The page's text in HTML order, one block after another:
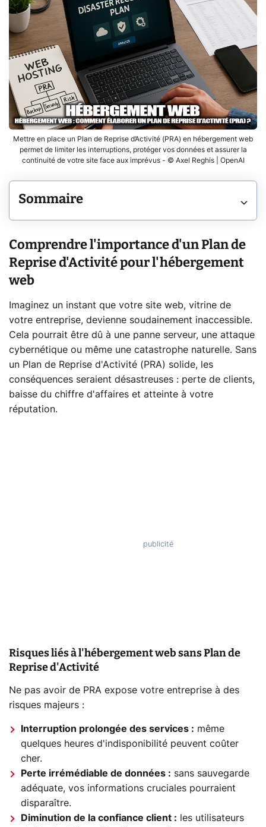
Mettre en place un Plan de Reprise d’Activité (PRA) en hébergement web
permet de limiter les interruptions, protéger vos données et assurer la
continuité de votre site face aux imprévus - © Axel Reghis | OpenAI
Sommaire
Comprendre l'importance d'un Plan de
Reprise d'Activité pour l'hébergement
web
Imaginez un instant que votre site web, vitrine de
votre entreprise, devienne soudainement inaccessible.
Cela pourrait être dû à une panne serveur, une attaque
cybernétique ou même une catastrophe naturelle. Sans
un Plan de Reprise d'Activité (PRA) solide, les
conséquences seraient désastreuses : perte de clients,
baisse du chiffre d'affaires et atteinte à votre
réputation.
Risques liés à l'hébergement web sans Plan de
Reprise d'Activité
Ne pas avoir de PRA expose votre entreprise à des
risques majeurs :
Interruption prolongée des services : même
quelques heures d'indisponibilité peuvent coûter
cher.
Perte irrémédiable de données : sans sauvegarde
adéquate, vos informations cruciales pourraient
disparaître.
Diminution de la confiance client : les utilisateurs